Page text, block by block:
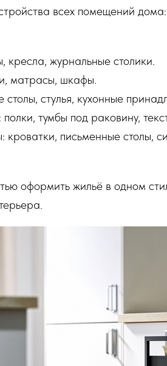
всех помещений дома:
кресла, журнальные столики.
матрасы, шкафы.
столы, стулья, кухонные
тумбы под раковину,
кроватки, письменные столы,
оформить жильё в одном